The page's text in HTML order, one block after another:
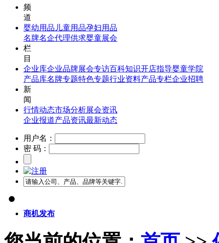
频
道
婴幼用品 儿童用品孕妇用品
名牌名企代理供求婴童展会
栏
目
企业库企业品牌展会专访百科知识开店指导婴童学院
产品库名牌专题特色专题行业资料产品专栏企业招聘
新
闻
行情动态市场分析展会资讯
企业报道产品资讯最新动态
用户名：
密 码：
商机发布